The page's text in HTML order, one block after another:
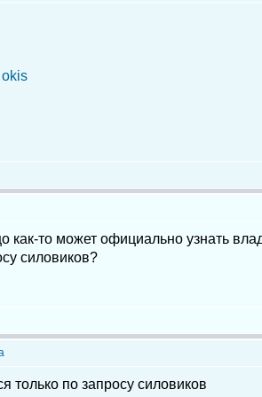
как-то может официально узнать
силовиков?
только по запросу силовиков